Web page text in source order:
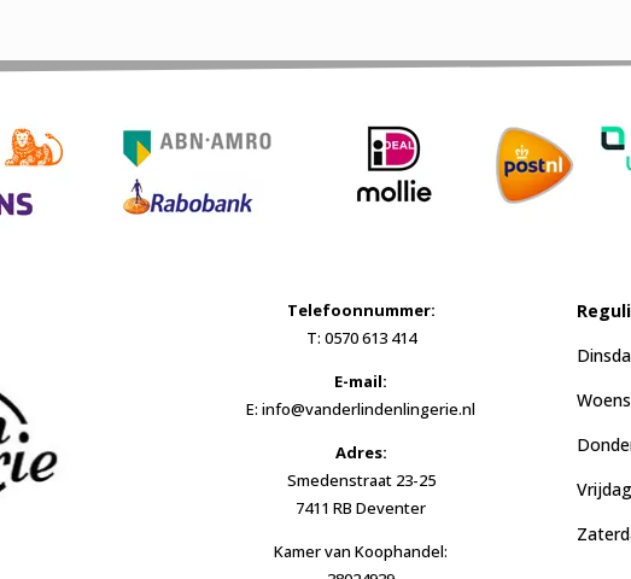
Telefoonnummer:
T: 0570 613 414
E-mail:
E: info@vanderlindenlingerie.nl
Adres:
Smedenstraat 23-25
7411 RB Deventer
Kamer van Koophandel: